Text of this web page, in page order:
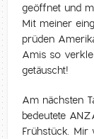
geöffnet und
Mit meiner
prüden
Amis so
getäuscht!
Am nächsten
bedeutete
Frühstück. Mir